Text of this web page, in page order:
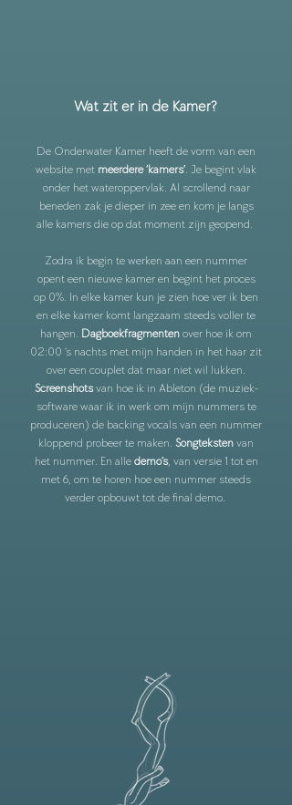
De Onderwater Kamer heeft de vorm van een
website met meerdere ‘kamers’. Je begint vlak
onder het wateroppervlak. Al scrollend naar
beneden zak je dieper in zee en kom je langs
alle kamers die op dat moment zijn geopend.
Zodra ik begin te werken aan een nummer
opent een nieuwe kamer en begint het proces
op 0%. In elke kamer kun je zien hoe ver ik ben
en elke kamer komt langzaam steeds voller te
hangen. Dagboekfragmentenover hoe ik om
02:00 ’s nachts met mijn handen in het haar zit
over een couplet dat maar niet wil lukken.
Screenshotsvan hoe ik in Ableton (de muziek-
software waar ik in werk om mijn nummers te
produceren) de backing vocals van een nummer
kloppend probeer te maken. Songtekstenvan
het nummer. En alledemo’s, van versie 1 tot en
met 6, om te horen hoe een nummer steeds
verder opbouwt tot de final demo.
Wat zit er in de Kamer?